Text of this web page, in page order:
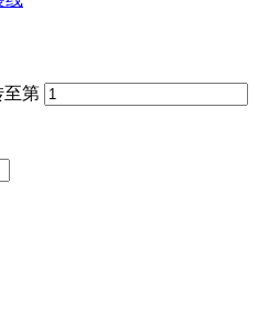
至第